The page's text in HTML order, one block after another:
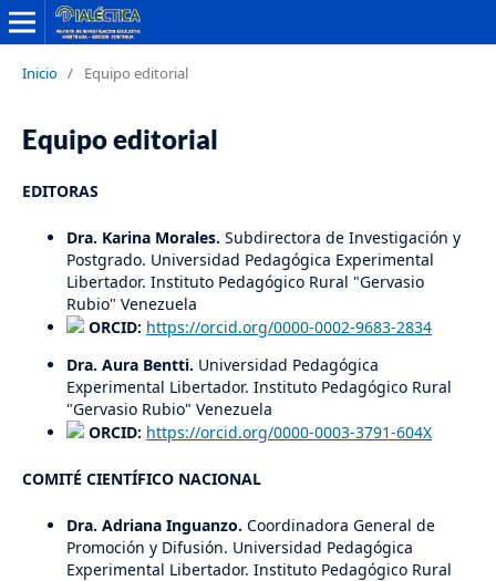
Inicio / Equipo editorial
Equipo editorial
EDITORAS
Dra. Karina Morales. Subdirectora de Investigación y
Postgrado. Universidad Pedagógica Experimental
Libertador. Instituto Pedagógico Rural "Gervasio
Rubio" Venezuela
ORCID: https://orcid.org/0000-0002-9683-2834
Dra. Aura Bentti. Universidad Pedagógica
Experimental Libertador. Instituto Pedagógico Rural
"Gervasio Rubio" Venezuela
ORCID: https://orcid.org/0000-0003-3791-604X
COMITÉ CIENTÍFICO NACIONAL
Dra. Adriana Inguanzo. Coordinadora General de
Promoción y Difusión. Universidad Pedagógica
Experimental Libertador. Instituto Pedagógico Rural